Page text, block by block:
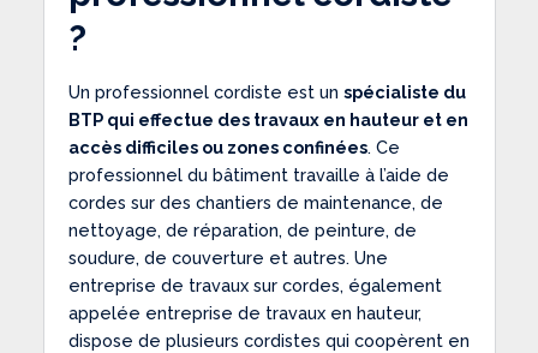
?
Un professionnel cordiste est un spécialiste du
BTP qui effectue des travaux en hauteur et en
accès difficiles ou zones confinées. Ce
professionnel du bâtiment travaille à l’aide de
cordes sur des chantiers de maintenance, de
nettoyage, de réparation, de peinture, de
soudure, de couverture et autres. Une
entreprise de travaux sur cordes, également
appelée entreprise de travaux en hauteur,
dispose de plusieurs cordistes qui coopèrent en